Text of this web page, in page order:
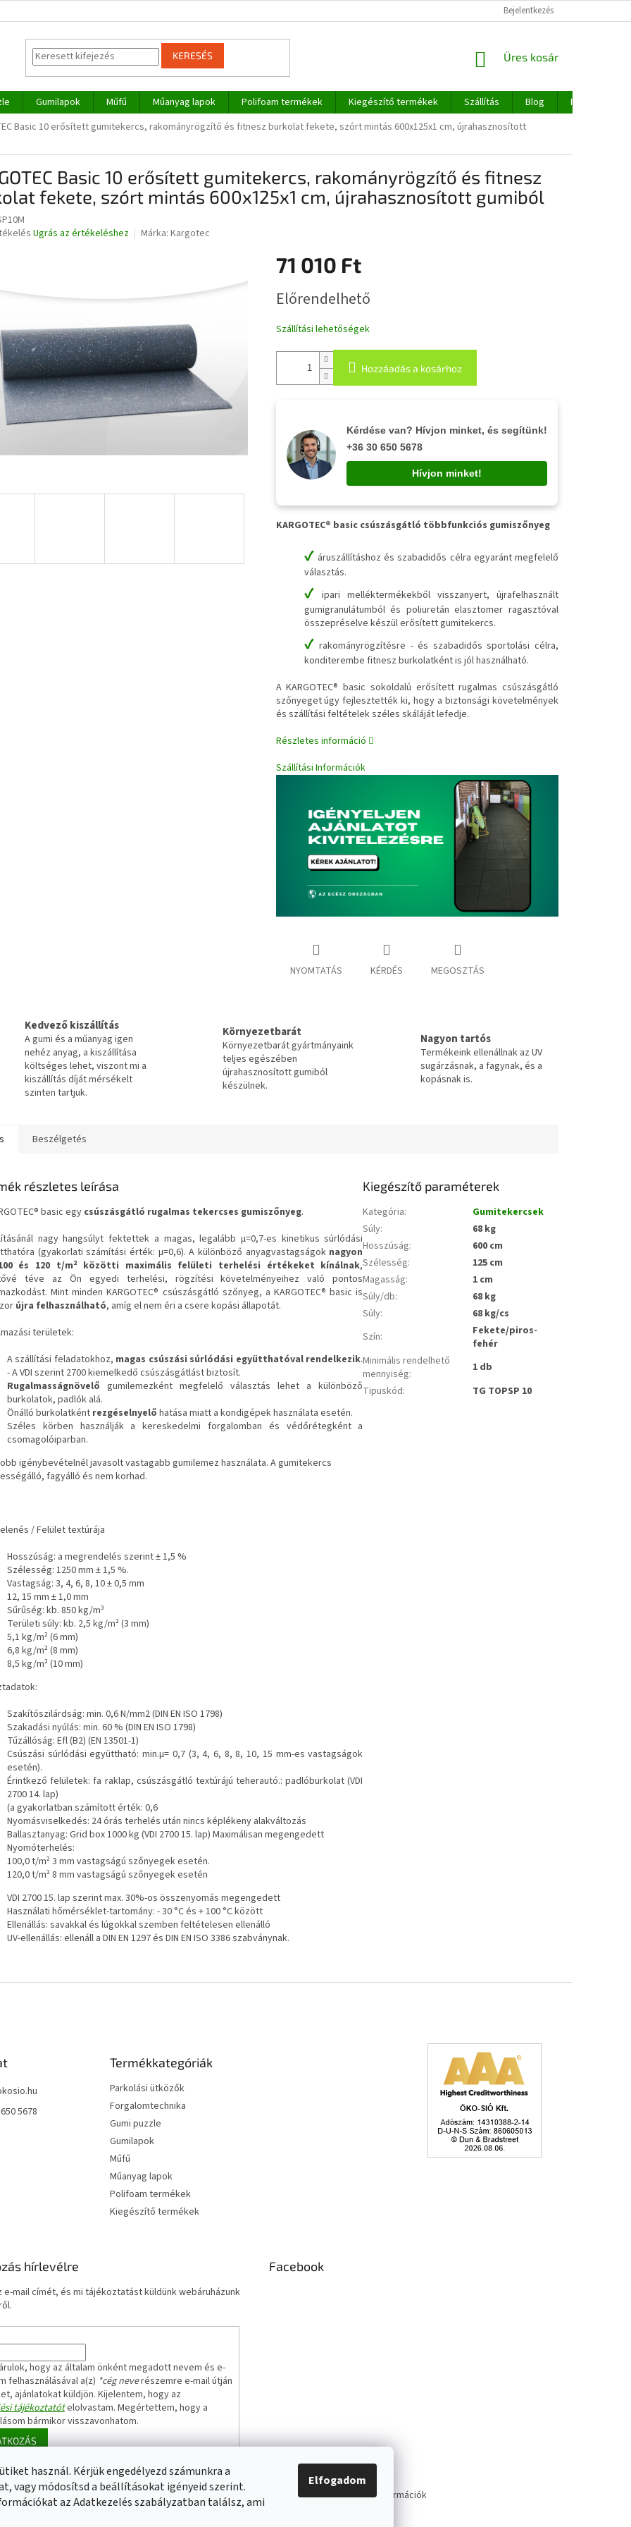
használ. Kérjük engedélyezd számunkra a
vagy módosítsd a beállításokat igényeid szerint.
az Adatkezelés szabályzatban találsz, ami
Elfogadom
Bejelentkezés
KERESÉS KOSÁR
Üres kosár
Gumilapok Műfű Műanyag lapok Polifoam termékek Kiegészítő termékek Szállítás Blog
Rólunk
Basic 10 erősített gumitekercs, rakományrögzítő és fitnesz burkolat fekete, szórt mintás 600x125x1 cm, újrahasznosított
Basic 10 erősített gumitekercs, rakományrögzítő és fitnesz
fekete, szórt mintás 600x125x1 cm, újrahasznosított gumiból
Ugrás az értékeléshez Márka: Kargotec
71 010 Ft
Előrendelhető
Szállítási lehetőségek
Hozzáadás a kosárhoz
Kérdése van? Hívjon minket, és segítünk!
+36 30 650 5678
Hívjon minket!
KARGOTEC® basic csúszásgátló többfunkciós gumiszőnyeg
✔ áruszállításhoz és szabadidős célra egyaránt megfelelő
választás.
✔ ipari melléktermékekből visszanyert, újrafelhasznált
gumigranulátumból és poliuretán elasztomer ragasztóval
összepréselve készül erősített gumitekercs.
✔rakományrögzítésre - és szabadidős sportolási célra,
konditerembe fitnesz burkolatként is jól használható.
A KARGOTEC® basic sokoldalú erősített rugalmas csúszásgátló
szőnyeget úgy fejlesztették ki, hogy a biztonsági követelmények
és szállítási feltételek széles skáláját lefedje.
Részletes információ
Szállítási Információk
NYOMTATÁS KÉRDÉS MEGOSZTÁS
Kedvező kiszállítás
A gumi és a műanyag igen
nehéz anyag, a kiszállítása
költséges lehet, viszont mi a
kiszállítás díját mérsékelt
szinten tartjuk.
Környezetbarát
Környezetbarát gyártmányaink
teljes egészében
újrahasznosított gumiból
készülnek.
Nagyon tartós
Termékeink ellenállnak az UV
sugárzásnak, a fagynak, és a
kopásnak is.
Beszélgetés
részletes leírása
basic egy csúszásgátló rugalmas tekercses gumiszőnyeg.
nagy hangsúlyt fektettek a magas, legalább μ=0,7-es kinetikus súrlódási
(gyakorlati számítási érték: μ=0,6). A különböző anyagvastagságok nagyon
és 120 t/m² közötti maximális felületi terhelési értékeket kínálnak,
téve az Ön egyedi terhelési, rögzítési követelményeihez való pontos
Mint minden KARGOTEC® csúszásgátló szőnyeg, a KARGOTEC® basic is
újra felhasználható, amíg el nem éri a csere kopási állapotát.
területek:
A szállítási feladatokhoz, magas csúszási súrlódási együtthatóval rendelkezik.
- A VDI szerint 2700 kiemelkedő csúszásgátlást biztosít.
Rugalmasságnövelő gumilemezként megfelelő választás lehet a különböző
burkolatok, padlók alá.
Önálló burkolatként rezgéselnyelő hatása miatt a kondigépek használata esetén.
Széles körben használják a kereskedelmi forgalomban és védőrétegként a
csomagolóiparban.
igénybevételnél javasolt vastagabb gumilemez használata. A gumitekercs
fagyálló és nem korhad.
/ Felület textúrája
Hosszúság: a megrendelés szerint ± 1,5 %
Szélesség: 1250 mm ± 1,5 %.
Vastagság: 3, 4, 6, 8, 10 ± 0,5 mm
12, 15 mm ± 1,0 mm
Sűrűség: kb. 850 kg/m³
Területi súly: kb. 2,5 kg/m² (3 mm)
5,1 kg/m² (6 mm)
6,8 kg/m² (8 mm)
8,5 kg/m² (10 mm)
Szakítószilárdság: min. 0,6 N/mm2 (DIN EN ISO 1798)
Szakadási nyúlás: min. 60 % (DIN EN ISO 1798)
Tűzállóság: Efl (B2) (EN 13501-1)
Csúszási súrlódási együttható: min.μ= 0,7 (3, 4, 6, 8, 8, 10, 15 mm-es vastagságok
esetén).
Érintkező felületek: fa raklap, csúszásgátló textúrájú teherautó.: padlóburkolat (VDI
2700 14. lap)
(a gyakorlatban számított érték: 0,6
Nyomásviselkedés: 24 órás terhelés után nincs képlékeny alakváltozás
Ballasztanyag: Grid box 1000 kg (VDI 2700 15. lap) Maximálisan megengedett
Nyomóterhelés:
100,0 t/m² 3 mm vastagságú szőnyegek esetén.
120,0 t/m² 8 mm vastagságú szőnyegek esetén
VDI 2700 15. lap szerint max. 30%-os összenyomás megengedett
Használati hőmérséklet-tartomány: - 30 °C és + 100 °C között
Ellenállás: savakkal és lúgokkal szemben feltételesen ellenálló
UV-ellenállás: ellenáll a DIN EN 1297 és DIN EN ISO 3386 szabványnak.
Kiegészítő paraméterek
Kategória:
Gumitekercsek
Súly:
68 kg
Hosszúság:
600 cm
Szélesség:
125 cm
Magasság:
1 cm
Súly/db:
68 kg
Súly:
68 kg/cs
Szín:
Fekete/piros-
fehér
Minimális rendelhető
mennyiség:
1 db
Tipuskód: TG TOPSP 10
5678
Termékkategóriák
Parkolási ütközők
Forgalomtechnika
Gumi puzzle
Gumilapok
Műfű
Műanyag lapok
Polifoam termékek
Kiegészítő termékek
hírlevélre
e-mail címét, és mi tájékoztatást küldünk webáruházunk
hogy az általam önként megadott nevem és e-
felhasználásával a(z) *cég neverészemre e-mail útján
ajánlatokat küldjön. Kijelentem, hogy az
tájékoztatótelolvastam. Megértettem, hogy a
bármikor visszavonhatom.
Facebook
Elérhetőségeink Impresszum Üzleti feltételek (ÁSZF) Jótállási tájékoztató Szállítási információk